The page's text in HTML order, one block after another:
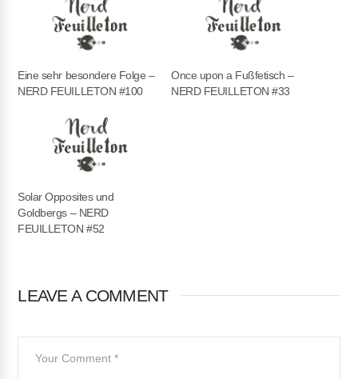
Eine sehr besondere Folge –
NERD FEUILLETON #100
Once upon a Fußfetisch –
NERD FEUILLETON #33
Solar Opposites und
Goldbergs – NERD
FEUILLETON #52
LEAVE A COMMENT